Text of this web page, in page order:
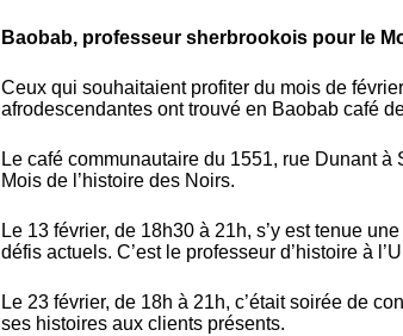
Baobab, professeur sherbrookois pour le
Ceux qui souhaitaient profiter du mois de
afrodescendantes ont trouvé en Baobab café
Le café communautaire du 1551, rue Dunant
Mois de l’histoire des Noirs.
Le 13 février, de 18h30 à 21h, s’y est tenue
défis actuels. C’est le professeur d’histoire à
Le 23 février, de 18h à 21h, c’était soirée de
ses histoires aux clients présents.